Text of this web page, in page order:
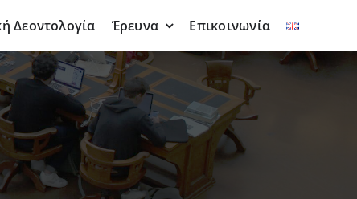
Δεοντολογία Έρευνα Επικοινωνία